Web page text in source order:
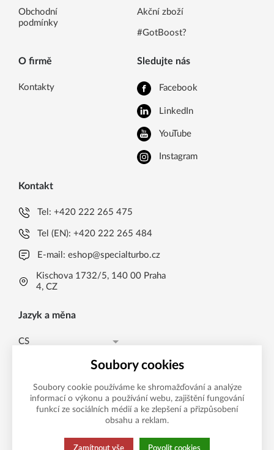
Obchodní
podmínky
Akční zboží
#GotBoost?
O firmě
Kontakty
Sledujte nás
Facebook
LinkedIn
YouTube
Instagram
Kontakt
Tel:+420 222 265 475
Tel (EN):+420 222 265 484
E-mail:eshop@specialturbo.cz
Kischova 1732/5, 140 00 Praha
4, CZ
Jazyk a měna
CS
EN
Česká koruna CZK (Kč)
Česká koruna CZK (Kč)
EUR (EUR)
Možnosti platby
Soubory cookies
Soubory cookie používáme ke shromažďování a analýze
informací o výkonu a používání webu, zajištění fungování
funkcí ze sociálních médií a ke zlepšení a přizpůsobení
obsahu a reklam.